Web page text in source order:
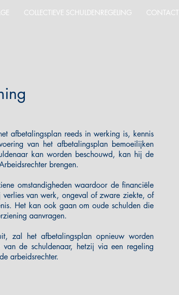
COLLECTIEVE SCHULDENREGELING CONTACT
afbetalingsplan reeds in werking is, kennis
van het afbetalingsplan bemoeilijken
kan worden beschouwd, kan hij de
brengen.
omstandigheden waardoor de financiële
van werk, ongeval of zware ziekte, of
Het kan ook gaan om oude schulden die
aanvragen.
zal het afbetalingsplan opnieuw worden
de schuldenaar, hetzij via een regeling
arbeidsrechter.